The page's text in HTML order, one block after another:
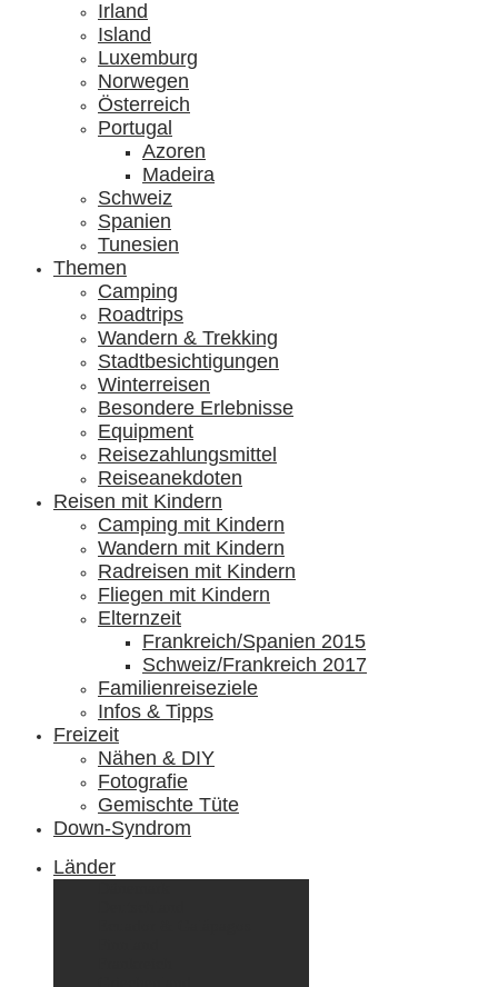
Irland
Island
Luxemburg
Norwegen
Österreich
Portugal
Azoren
Madeira
Schweiz
Spanien
Tunesien
Themen
Camping
Roadtrips
Wandern & Trekking
Stadtbesichtigungen
Winterreisen
Besondere Erlebnisse
Equipment
Reisezahlungsmittel
Reiseanekdoten
Reisen mit Kindern
Camping mit Kindern
Wandern mit Kindern
Radreisen mit Kindern
Fliegen mit Kindern
Elternzeit
Frankreich/Spanien 2015
Schweiz/Frankreich 2017
Familienreiseziele
Infos & Tipps
Freizeit
Nähen & DIY
Fotografie
Gemischte Tüte
Down-Syndrom
Länder